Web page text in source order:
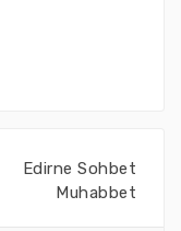
Edirne Sohbet
Muhabbet